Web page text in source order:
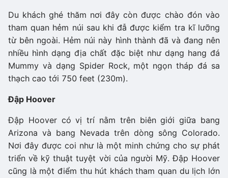
Du khách ghé thăm nơi đây còn được chào đón vào
tham quan hẻm núi sau khi đẫ được kiểm tra kĩ lưỡng
từ bên ngoài. Hẻm núi này hình thành đã và đang nên
nhiều hình dạng địa chất đặc biệt như dạng hang đá
Mummy và dạng Spider Rock, một ngọn tháp đá sa
thạch cao tới 750 feet (230m).
Đập Hoover
Đập Hoover có vị trí nằm trên biên giới giữa bang
Arizona và bang Nevada trên dòng sông Colorado.
Nơi đây được coi như là một minh chứng cho sự phát
triển về kỹ thuật tuyệt vời của người Mỹ. Đập Hoover
cũng là một điểm thu hút khách tham quan du lịch lớn